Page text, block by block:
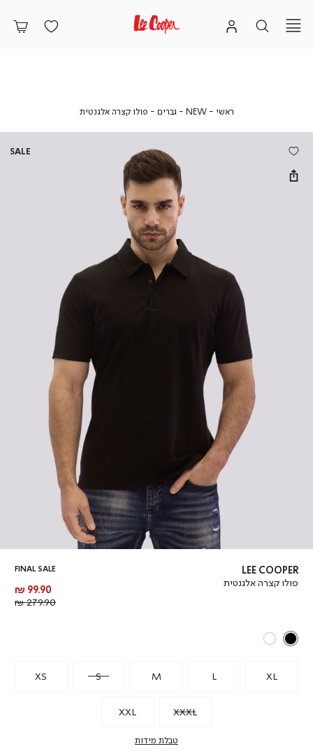
ראשי ראשי
NEW
NEW
גברים גברים
פולו קצרה אלגנטיתפולו
אלגנטית
LEE COOPER
פולו קצרה אלגנטית
FINAL SALE
מחיר
מוצר
99.90 ₪
279.90 ₪
XS S M L XL
XXL XXXL
טבלת מידות
SALE